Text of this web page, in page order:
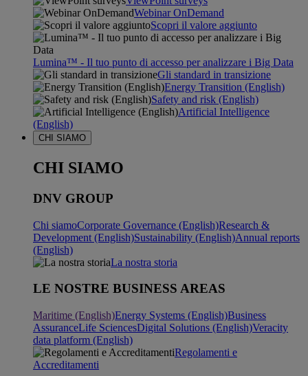
Webinar OnDemand
Scopri il valore aggiunto
Lumina™ - Il tuo punto di accesso per analizzare i Big Data
Gli standard in transizione
Energy Transition (English)
Safety and risk (English)
Artificial Intelligence
(English)
CHI SIAMO
CHI SIAMO
DNV GROUP
Chi siamoCorporate Governance (English)Research &
Development (English)Sustainability (English)Annual reports
(English)
La nostra storia
LE NOSTRE BUSINESS AREAS
Maritime (English)Energy Systems (English)Business
AssuranceLife SciencesDigital Solutions (English)Veracity
data platform (English)
Regolamenti e
Accreditamenti